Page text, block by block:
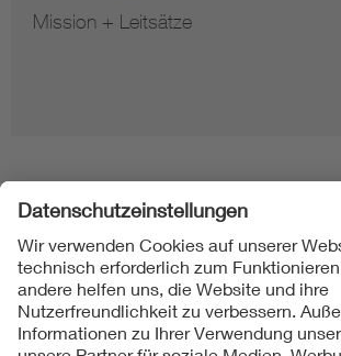
Mission + Leitsätze
Folgen Sie uns